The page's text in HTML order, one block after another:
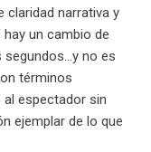
claridad narrativa y
un cambio de
segundos…y no es
términos
espectador sin
ejemplar de lo que